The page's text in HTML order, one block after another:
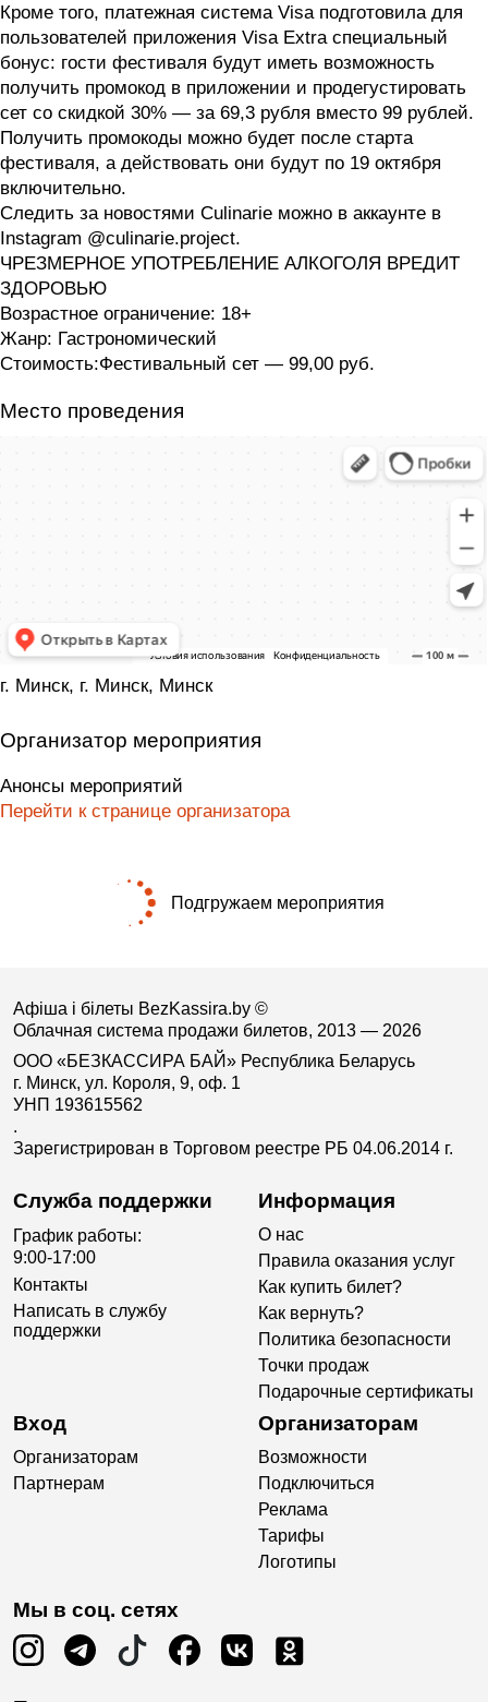
Кроме того, платежная система Visa подготовила для
пользователей приложения Visa Extra специальный
бонус: гости фестиваля будут иметь возможность
получить промокод в приложении и продегустировать
сет со скидкой 30% — за 69,3 рубля вместо 99 рублей.
Получить промокоды можно будет после старта
фестиваля, а действовать они будут по 19 октября
включительно.
Следить за новостями Culinarie можно в аккаунте в
Instagram @culinarie.project.
ЧРЕЗМЕРНОЕ УПОТРЕБЛЕНИЕ АЛКОГОЛЯ ВРЕДИТ
ЗДОРОВЬЮ
Возрастное ограничение: 18+
Жанр: Гастрономический
Стоимость:Фестивальный сет — 99,00 руб.
Место проведения
г. Минск, г. Минск, Минск
Организатор мероприятия
Анонсы мероприятий
Перейти к странице организатора
Подгружаем мероприятия
Афіша і білеты BezKassira.by ©
Облачная система продажи билетов, 2013 — 2026
ООО «БЕЗКАССИРА БАЙ» Республика Беларусь
г. Минск, ул. Короля, 9, оф. 1
УНП 193615562
.
Зарегистрирован в Торговом реестре РБ 04.06.2014 г.
Служба поддержки
График работы:
9:00-17:00
Контакты
Написать в службу
поддержки
Информация
О нас
Правила оказания услуг
Как купить билет?
Как вернуть?
Политика безопасности
Точки продаж
Подарочные сертификаты
Вход
Организаторам
Партнерам
Организаторам
Возможности
Подключиться
Реклама
Тарифы
Логотипы
Мы в соц. сетях